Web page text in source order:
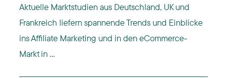
Aktuelle Marktstudien aus Deutschland, UK und
Frankreich liefern spannende Trends und Einblicke
ins Affiliate Marketing und in den eCommerce-
Markt in ...